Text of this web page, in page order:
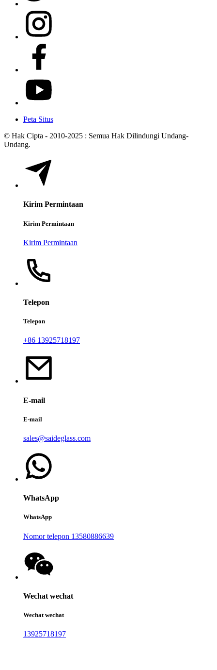
Peta Situs
© Hak Cipta - 2010-2025 : Semua Hak Dilindungi Undang-
Undang.
Kirim Permintaan
Kirim Permintaan
Kirim Permintaan
Telepon
Telepon
+86 13925718197
E-mail
E-mail
sales@saideglass.com
WhatsApp
WhatsApp
Nomor telepon 13580886639
Wechat wechat
Wechat wechat
13925718197